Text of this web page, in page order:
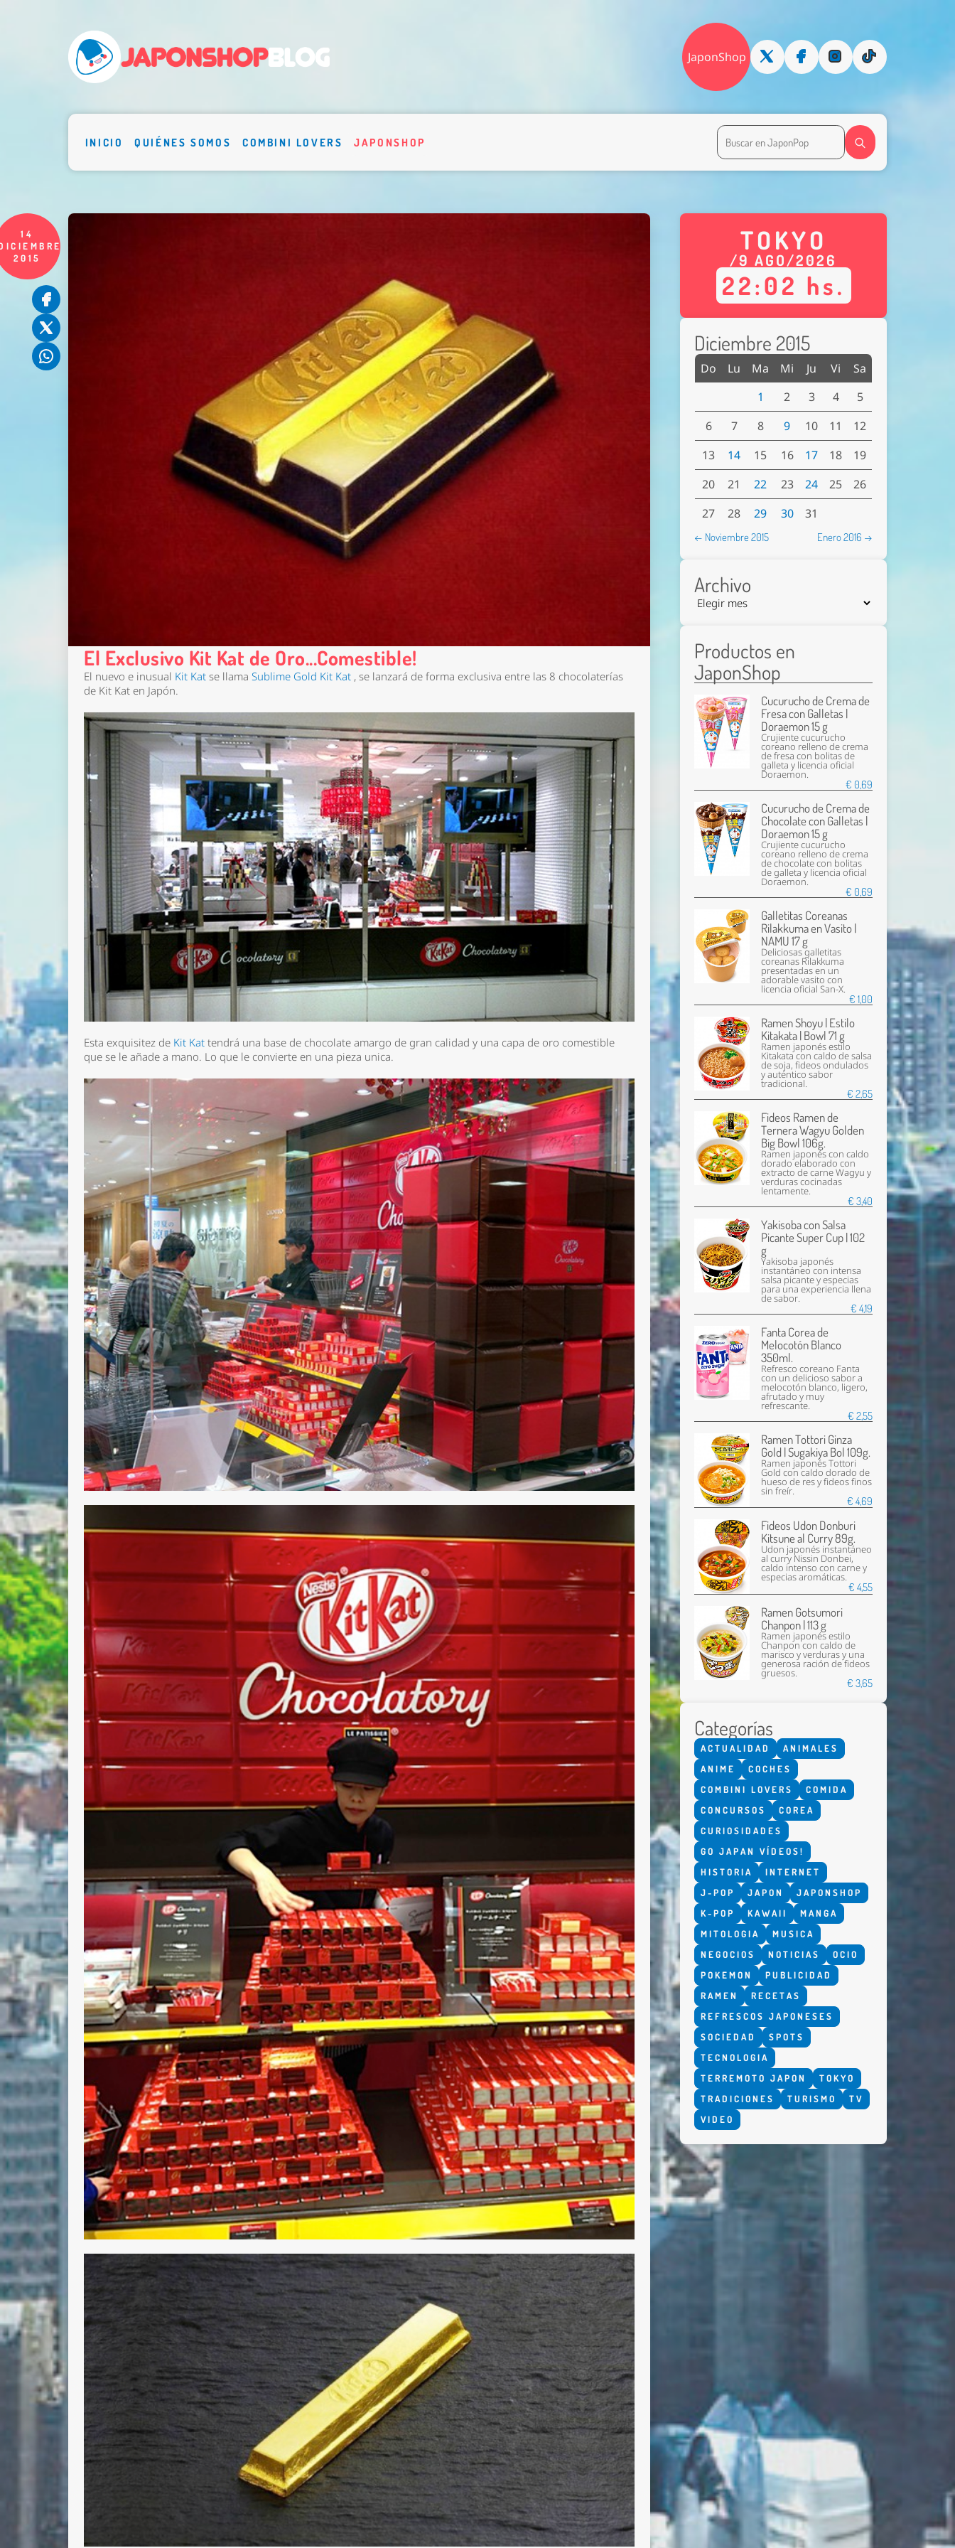
JaponShop
INICIO QUIÉNES SOMOS COMBINI LOVERS JAPONSHOP
14
2015
El Exclusivo Kit Kat de Oro...Comestible!
El nuevo e inusual Kit Katse llamaSublime Gold Kit Kat , se lanzará de forma exclusiva entre las 8 chocolaterías
de Kit Kat en Japón.
Esta exquisitez de Kit Kattendrá una base de chocolate amargo de gran calidad y una capa de oro comestible
que se le añade a mano. Lo que le convierte en una pieza unica.
TOKYO
/9 AGO/2026
22:03 hs.
Diciembre 2015
Do Lu Ma Mi Ju Vi
Sa
1
2 3 4
5
6
7 8 9 10 11
12
13
14 15 16 17 18
19
20
21 22 23 24 25
26
27
28 29 30 31
← Noviembre 2015 Enero 2016 →
Archivo
Productos en
JaponShop
Cucurucho de Crema de
Fresa con Galletas |
Doraemon 15 g
Crujiente cucurucho
coreano relleno de crema
de fresa con bolitas de
galleta y licencia oficial
Doraemon.
€ 0,69
Cucurucho de Crema de
Chocolate con Galletas |
Doraemon 15 g
Crujiente cucurucho
coreano relleno de crema
de chocolate con bolitas
de galleta y licencia oficial
Doraemon.
€ 0,69
Galletitas Coreanas
Rilakkuma en Vasito |
NAMU 17 g
Deliciosas galletitas
coreanas Rilakkuma
presentadas en un
adorable vasito con
licencia oficial San-X.
€ 1,00
Ramen Shoyu | Estilo
Kitakata | Bowl 71 g
Ramen japonés estilo
Kitakata con caldo de salsa
de soja, fideos ondulados
y auténtico sabor
tradicional.
€ 2,65
Fideos Ramen de
Ternera Wagyu Golden
Big Bowl 106g.
Ramen japonés con caldo
dorado elaborado con
extracto de carne Wagyu y
verduras cocinadas
lentamente.
€ 3,40
Yakisoba con Salsa
Picante Super Cup | 102
g
Yakisoba japonés
instantáneo con intensa
salsa picante y especias
para una experiencia llena
de sabor.
€ 4,19
Fanta Corea de
Melocotón Blanco
350ml.
Refresco coreano Fanta
con un delicioso sabor a
melocotón blanco, ligero,
afrutado y muy
refrescante.
€ 2,55
Ramen Tottori Ginza
Gold | Sugakiya Bol 109g.
Ramen japonés Tottori
Gold con caldo dorado de
hueso de res y fideos finos
sin freír.
€ 4,69
Fideos Udon Donburi
Kitsune al Curry 89g.
Udon japonés instantáneo
al curry Nissin Donbei,
caldo intenso con carne y
especias aromáticas.
€ 4,55
Ramen Gotsumori
Chanpon | 113 g
Ramen japonés estilo
Chanpon con caldo de
marisco y verduras y una
generosa ración de fideos
gruesos.
€ 3,65
Categorías
ACTUALIDAD
ANIMALES
ANIME
COCHES
COMBINI LOVERS
COMIDA
CONCURSOS
COREA
CURIOSIDADES
GO JAPAN VÍDEOS!
HISTORIA
INTERNET
J-POP
JAPON
JAPONSHOP
K-POP
KAWAII
MANGA
MITOLOGIA
MUSICA
NEGOCIOS
NOTICIAS
OCIO
POKEMON
PUBLICIDAD
RAMEN
RECETAS
REFRESCOS JAPONESES
SOCIEDAD
SPOTS
TECNOLOGIA
TERREMOTO JAPON
TOKYO
TRADICIONES
TURISMO
TV
VIDEO
Nombre *
Email *
Comentario *
Enviar